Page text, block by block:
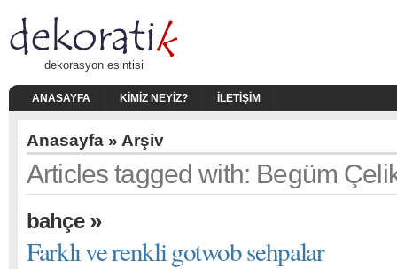
dekorasyon esintisi
ANASAYFA KIMIZ NEYIZ? İLETIŞIM
Anasayfa » Arşiv
Articles tagged with: Begüm
bahçe»
Farklı ve renkli gotwob sehpalar